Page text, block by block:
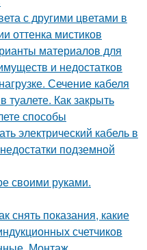
с другими цветами в
оттенка мистиков
материалов для
и недостатков
Сечение кабеля
Как закрыть
способы
электрический кабель в
подземной
своими руками.
снять показания, какие
счетчиков